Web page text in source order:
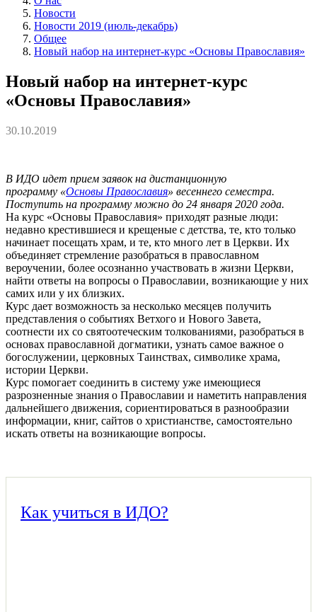
Новости
Новости 2019 (июль-декабрь)
Общее
Новый набор на интернет-курс «Основы Православия»
Новый набор на интернет-курс
«Основы Православия»
30.10.2019
В ИДО идет прием заявок на дистанционную
программу «Основы Православия» весеннего семестра.
Поступить на программу можно до 24 января 2020 года.
На курс «Основы Православия» приходят разные люди:
недавно крестившиеся и крещеные с детства, те, кто только
начинает посещать храм, и те, кто много лет в Церкви. Их
объединяет стремление разобраться в православном
вероучении, более осознанно участвовать в жизни Церкви,
найти ответы на вопросы о Православии, возникающие у них
самих или у их близких.
Курс дает возможность за несколько месяцев получить
представления о событиях Ветхого и Нового Завета,
соотнести их со святоотеческим толкованиями, разобраться в
основах православной догматики, узнать самое важное о
богослужении, церковных Таинствах, символике храма,
истории Церкви.
Курс помогает соединить в систему уже имеющиеся
разрозненные знания о Православии и наметить направления
дальнейшего движения, сориентироваться в разнообразии
информации, книг, сайтов о христианстве, самостоятельно
искать ответы на возникающие вопросы.
Как учиться в ИДО?